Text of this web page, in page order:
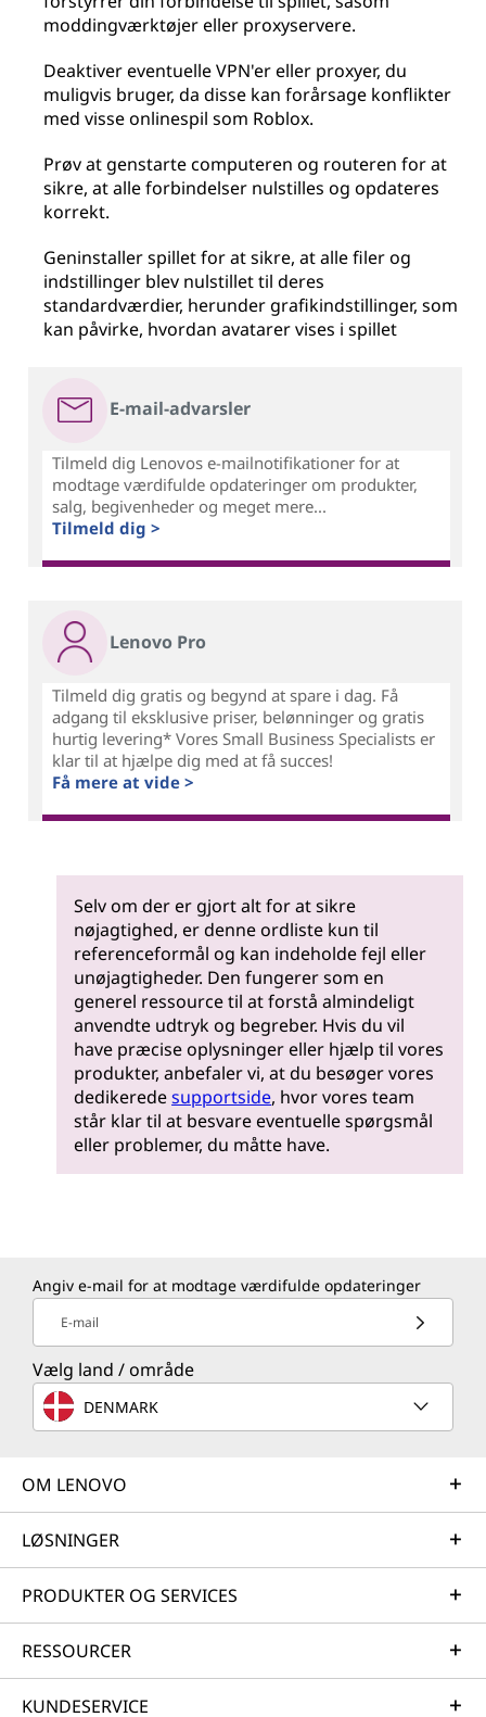
moddingværktøjer eller proxyservere.
Deaktiver eventuelle VPN'er eller proxyer, du
muligvis bruger, da disse kan forårsage konflikter
med visse onlinespil som Roblox.
Prøv at genstarte computeren og routeren for at
sikre, at alle forbindelser nulstilles og opdateres
korrekt.
Geninstaller spillet for at sikre, at alle filer og
indstillinger blev nulstillet til deres
standardværdier, herunder grafikindstillinger, som
kan påvirke, hvordan avatarer vises i spillet
E-mail-advarsler
Tilmeld dig Lenovos e-mailnotifikationer for at
modtage værdifulde opdateringer om produkter,
salg, begivenheder og meget mere...
Tilmeld dig >
Lenovo Pro
Tilmeld dig gratis og begynd at spare i dag. Få
adgang til eksklusive priser, belønninger og gratis
hurtig levering* Vores Small Business Specialists er
klar til at hjælpe dig med at få succes!
Få mere at vide >
Selv om der er gjort alt for at sikre
nøjagtighed, er denne ordliste kun til
referenceformål og kan indeholde fejl eller
unøjagtigheder. Den fungerer som en
generel ressource til at forstå almindeligt
anvendte udtryk og begreber. Hvis du vil
have præcise oplysninger eller hjælp til vores
produkter, anbefaler vi, at du besøger vores
dedikeredesupportside, hvor vores team
står klar til at besvare eventuelle spørgsmål
eller problemer, du måtte have.
Angiv e-mail for at modtage værdifulde opdateringer
E-mail
Vælg land / område
DENMARK
OM LENOVO
LØSNINGER
PRODUKTER OG SERVICES
RESSOURCER
KUNDESERVICE